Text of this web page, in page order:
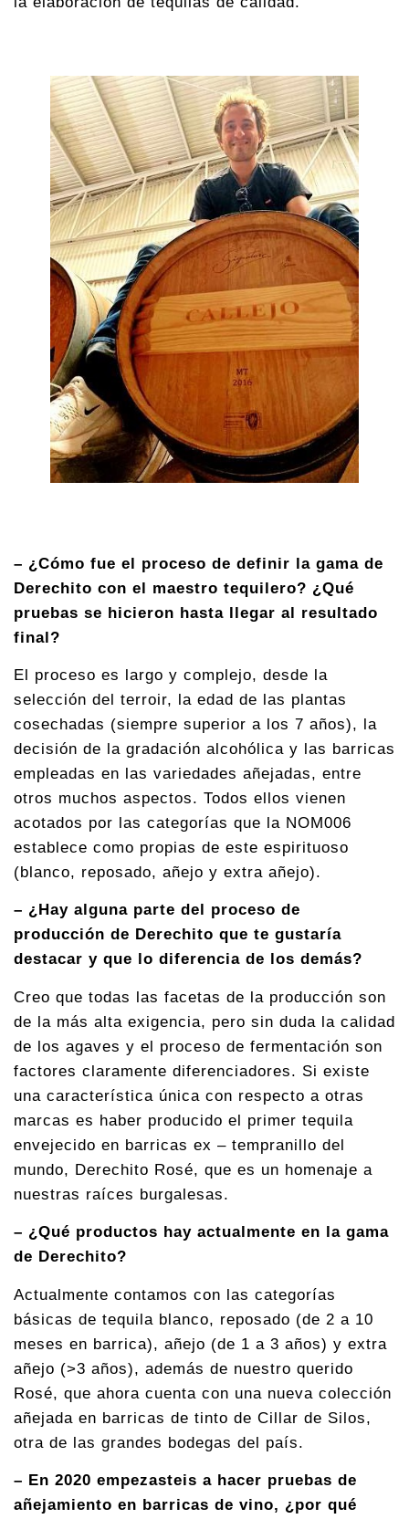
– ¿Cómo fue el proceso de definir la gama de
Derechito con el maestro tequilero? ¿Qué
pruebas se hicieron hasta llegar al resultado
final?
El proceso es largo y complejo, desde la
selección del terroir, la edad de las plantas
cosechadas (siempre superior a los 7 años), la
decisión de la gradación alcohólica y las barricas
empleadas en las variedades añejadas, entre
otros muchos aspectos. Todos ellos vienen
acotados por las categorías que la NOM006
establece como propias de este espirituoso
(blanco, reposado, añejo y extra añejo).
– ¿Hay alguna parte del proceso de
producción de Derechito que te gustaría
destacar y que lo diferencia de los demás?
Creo que todas las facetas de la producción son
de la más alta exigencia, pero sin duda la calidad
de los agaves y el proceso de fermentación son
factores claramente diferenciadores. Si existe
una característica única con respecto a otras
marcas es haber producido el primer tequila
envejecido en barricas ex – tempranillo del
mundo, Derechito Rosé, que es un homenaje a
nuestras raíces burgalesas.
– ¿Qué productos hay actualmente en la gama
de Derechito?
Actualmente contamos con las categorías
básicas de tequila blanco, reposado (de 2 a 10
meses en barrica), añejo (de 1 a 3 años) y extra
añejo (>3 años), además de nuestro querido
Rosé, que ahora cuenta con una nueva colección
añejada en barricas de tinto de Cillar de Silos,
otra de las grandes bodegas del país.
– En 2020 empezasteis a hacer pruebas de
añejamiento en barricas de vino, ¿por qué